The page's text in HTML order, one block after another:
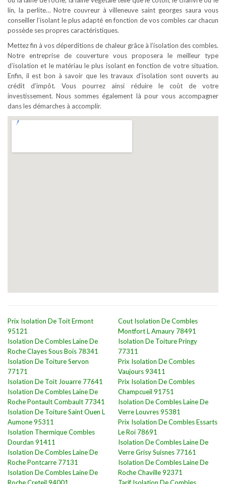
lin, la perlite… Notre couvreur à villeneuve saint georges saura vous
conseiller l’isolant le plus adapté en fonction de vos combles car chacun
possède ses propres caractéristiques.
Mettez fin à vos déperditions de chaleur grâce à l’isolation des combles.
Notre entreprise de couverture vous proposera le meilleur type
d’isolation et le matériau le plus isolant en fonction de votre situation.
Enfin, il est bon à savoir que les travaux d’isolation sont ouverts au
crédit d’impôt. Vous pourrez ainsi réduire le coût de votre
investissement. Nous sommes également là pour vous accompagner
dans les démarches à accomplir.
Prix Isolation De Toit Ermont
95121
Isolation De Combles Laine De
Roche Clayes Sous Bois 78341
Isolation De Toiture Servon
77171
Isolation De Toit Jouarre 77641
Isolation De Combles Laine De
Roche Pontault Combault 77341
Isolation De Toiture Saint Ouen L
Aumone 95311
Isolation Thermique Combles
Dourdan 91411
Isolation De Combles Laine De
Roche Pontcarre 77131
Isolation De Combles Laine De
Cout Isolation De Combles
Montfort L Amaury 78491
Isolation De Toiture Pringy
77311
Prix Isolation De Combles
Vaujours 93411
Prix Isolation De Combles
Champcueil 91751
Isolation De Combles Laine De
Verre Louvres 95381
Prix Isolation De Combles Essarts
Le Roi 78691
Isolation De Combles Laine De
Verre Grisy Suisnes 77161
Isolation De Combles Laine De
Roche Chaville 92371